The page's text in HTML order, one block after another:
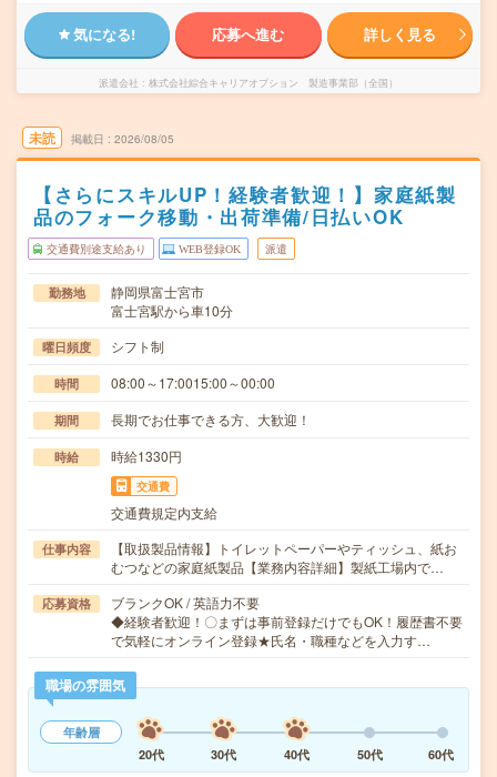
気になる! 応募へ進む 詳しく見る
派遣会社 株式会社綜合キャリアオプション 製造事業部（全国）
未読 掲載日 2026/08/05
【さらにスキルUP！経験者歓迎！】家庭紙製
品のフォーク移動・出荷準備/日払いOK
交通費別途支給あり WEB登録OK 派遣
勤務地
静岡県富士宮市
富士宮駅から車10分
曜日頻度 シフト制
時間 08:00～17:0015:00～00:00
期間 長期でお仕事できる方、大歓迎！
時給 時給1330円
交通費
交通費規定内支給
仕事内容
【取扱製品情報】トイレットペーパーやティッシュ、紙お
むつなどの家庭紙製品【業務内容詳細】製紙工場内で…
応募資格
ブランクOK / 英語力不要
◆経験者歓迎！〇まずは事前登録だけでもOK！履歴書不要
で気軽にオンライン登録★氏名・職種などを入力す…
職場の雰囲気
年齢層
20代
30代 40代 50代 60代